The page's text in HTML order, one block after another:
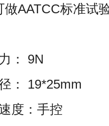
做AATCC标准试
：
9N
：
19*25mm
度： 手控